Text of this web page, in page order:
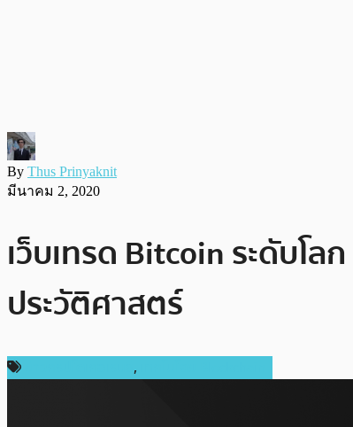
By Thus Prinyaknit
มีนาคม 2, 2020
เว็บเทรด Bitcoin ระดับโล
ประวัติศาสตร์
,